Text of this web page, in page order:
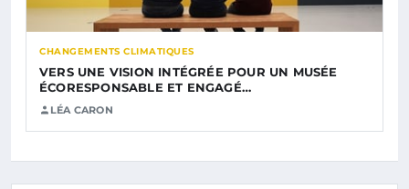
CHANGEMENTS CLIMATIQUES
VERS UNE VISION INTÉGRÉE POUR UN MUSÉE
ÉCORESPONSABLE ET ENGAGÉ…
LÉA CARON